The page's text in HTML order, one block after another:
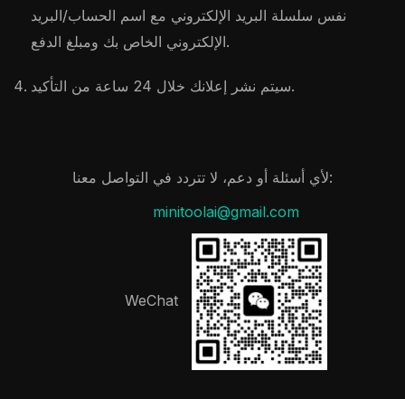
نفس سلسلة البريد الإلكتروني مع اسم الحساب/البريد
الإلكتروني الخاص بك ومبلغ الدفع.
سيتم نشر إعلانك خلال 24 ساعة من التأكيد.
لأي أسئلة أو دعم، لا تتردد في التواصل معنا:
minitoolai@gmail.com
WeChat